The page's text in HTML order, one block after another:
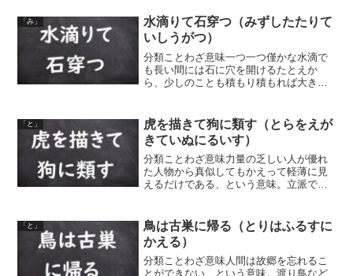
（あぶらにみず）
「み」
水滴りて石穿つ（みずしたたりて
いしうがつ）
分類ことわざ意味一つ一つ僅かな水滴で
も長い間には石に穴を開けるたとえか
ら、少しのことも積もり積もれば大きく
にも三年 積羽舟を沈む
「と」
虎を描きて狗に類す（とらをえが
きていぬにるいす）
分類ことわざ意味力量の乏しい人が優れ
た人物から真似してもかえって軽薄に見
えるだけである、という意味。立派で優
のたとえ。また、崇高なものを求め過ぎ
ると不成功に終わる、とい...
「と」
鳥は古巣に帰る（とりはふるすに
かえる）
分類ことわざ意味人間は故郷を忘れるこ
とができない、という意味。渡り鳥など